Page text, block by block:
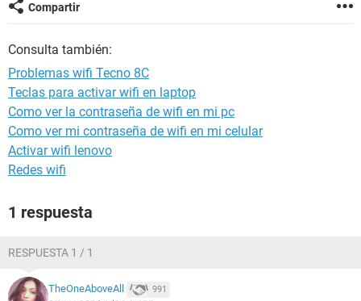
Compartir
Consulta también:
Problemas wifi Tecno 8C
Teclas para activar wifi en laptop
Como ver la contraseña de wifi en mi pc
Como ver mi contraseña de wifi en mi celular
Activar wifi lenovo
Redes wifi
1 respuesta
RESPUESTA 1 / 1
TheOneAboveAll 991